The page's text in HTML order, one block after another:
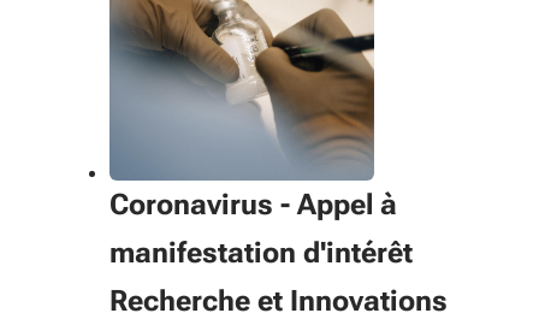
Coronavirus - Appel à
manifestation d'intérêt
Recherche et Innovations